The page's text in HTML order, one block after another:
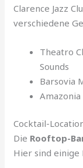
Clarence Jazz
verschiedene
Theatro
Sounds
Barsovia
Cocktail-
Die Rooftop-
Hier sind einige